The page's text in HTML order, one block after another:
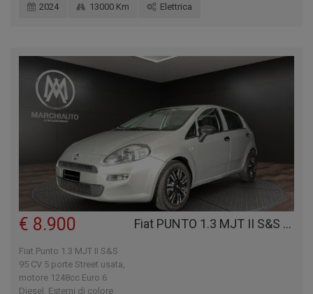
2024 13000 Km Elettrica
Fiat PUNTO 1.3 MJT II S&S 95 CV 5 PORTE STREET
€ 8.900
Fiat Punto 1.3 MJT II S&S
95 CV 5 porte Street usata,
motore 1248cc Euro 6
Diesel. Esterni di colore